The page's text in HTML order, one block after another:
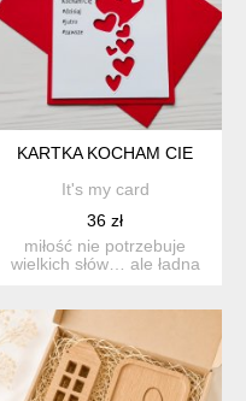
URODZINY, WALENTYNKI
KARTKA KOCHAM CIE
It's my card
36 zł
miłość nie potrzebuje
wielkich słów… ale ładna